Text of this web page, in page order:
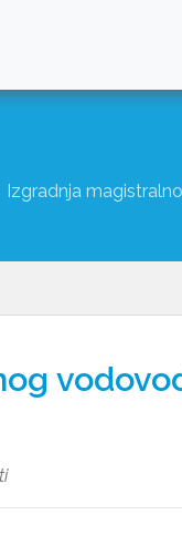
Izgradnja